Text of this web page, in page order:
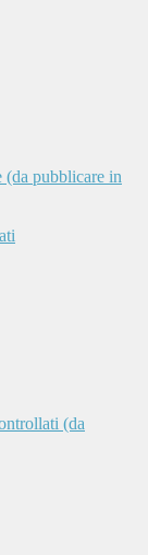
(da pubblicare in
(da